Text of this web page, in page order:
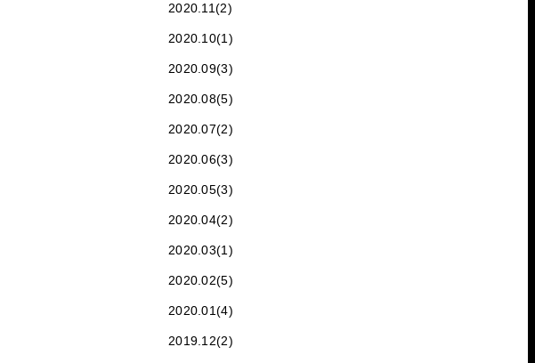
2020.11(2)
2020.10(1)
2020.09(3)
2020.08(5)
2020.07(2)
2020.06(3)
2020.05(3)
2020.04(2)
2020.03(1)
2020.02(5)
2020.01(4)
2019.12(2)